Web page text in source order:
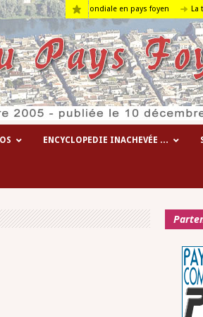
la 1° guerre mondiale en pays foyen La terre….
ENCYCLOPEDIE INACHEVÉE …